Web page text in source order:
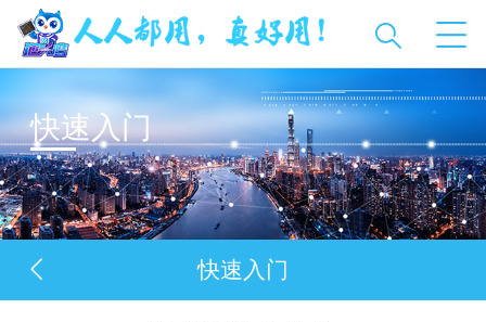
快速入门
快速入门